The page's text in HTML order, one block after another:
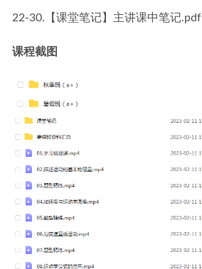
22-30.【课堂笔记】主讲课中笔记.pdf
课程截图